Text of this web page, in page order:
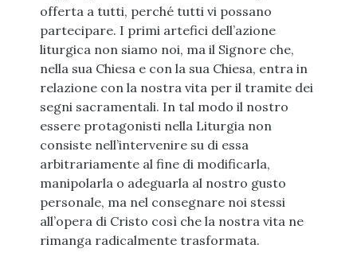
offerta a tutti, perché tutti vi possano
partecipare. I primi artefici dell’azione
liturgica non siamo noi, ma il Signore che,
nella sua Chiesa e con la sua Chiesa, entra in
relazione con la nostra vita per il tramite dei
segni sacramentali. In tal modo il nostro
essere protagonisti nella Liturgia non
consiste nell’intervenire su di essa
arbitrariamente al fine di modificarla,
manipolarla o adeguarla al nostro gusto
personale, ma nel consegnare noi stessi
all’opera di Cristo così che la nostra vita ne
rimanga radicalmente trasformata.